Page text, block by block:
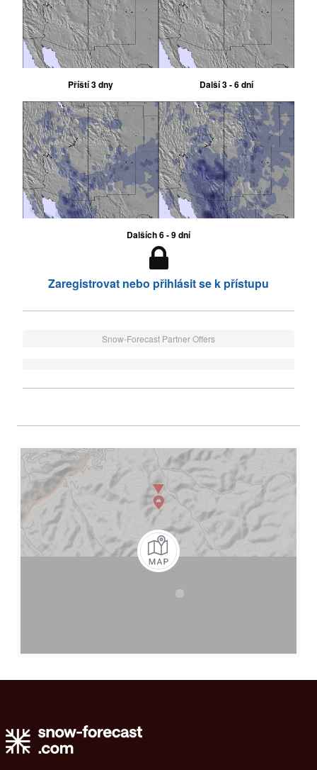
Příští 3 dny Další 3 - 6 dní
Dalších 6 - 9 dní
Zaregistrovat nebo přihlásit se k přístupu
Snow-Forecast Partner Offers